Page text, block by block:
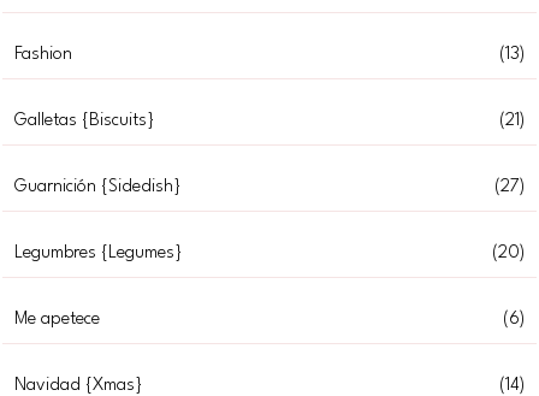
Fashion (13)
Galletas {Biscuits} (21)
Guarnición {Sidedish} (27)
Legumbres {Legumes} (20)
Me apetece (6)
Navidad {Xmas} (14)